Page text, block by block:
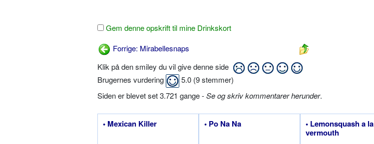
Gem denne opskrift til mine Drinkskort
Forrige: Mirabellesnaps
Klik på den smiley du vil give denne side
Brugernes vurdering
5.0 (9stemmer)
Siden er blevet set 3.721 gange -Se og skriv kommentarer herunder.
• Mexican Killer • Po Na Na
• Lemonsquash a la
vermouth